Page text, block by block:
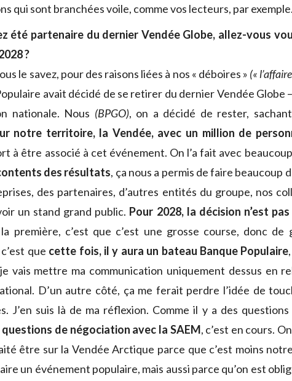
qui sont branchées voile, comme vos lecteurs, par exemple.
été partenaire du dernier Vendée Globe, allez-vous
?
le savez, pour des raisons liées à nos « déboires » («
avait décidé de se retirer du dernier Vendée Globe
nationale. Nous (BPGO), on a décidé de rester,
notre territoire, la Vendée, avec un million de
à être associé à cet événement. On l’a fait avec
des résultats, ça nous a permis de faire beaucoup
des partenaires, d’autres entités du groupe, nos
un stand grand public. Pour 2028, la décision n’est
première, c’est que c’est une grosse course, donc de
que cette fois, il y aura un bateau Banque Populaire
vais mettre ma communication uniquement dessus en
D’un autre côté, ça me ferait perdre l’idée de
J’en suis là de ma réflexion. Comme il y a des
questions de négociation avec la SAEM, c’est en cours.
être sur la Vendée Arctique parce que c’est moins
un événement populaire, mais aussi parce qu’on est